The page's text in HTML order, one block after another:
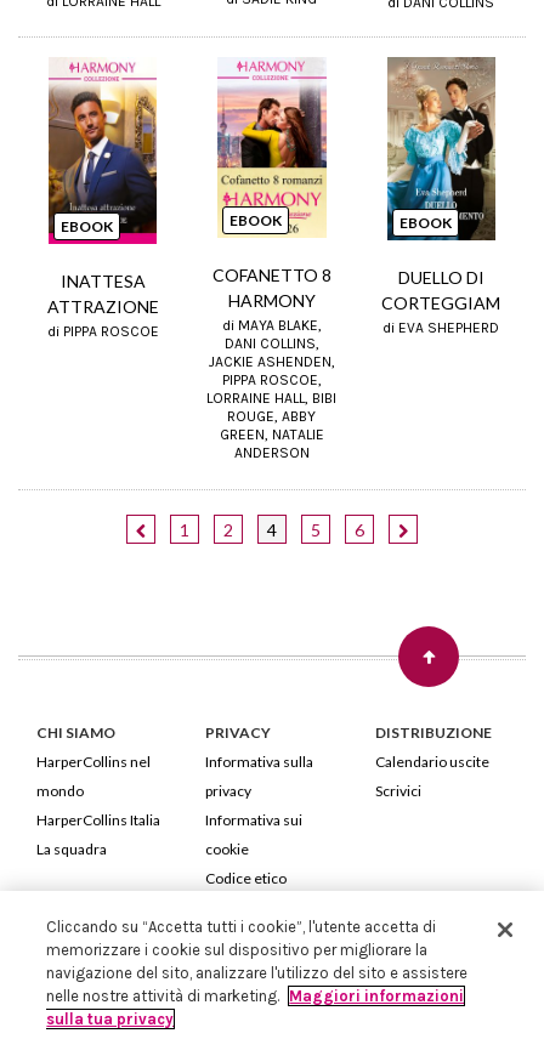
EBOOK
INATTESA
ATTRAZIONE
di PIPPA ROSCOE
EBOOK
COFANETTO 8
HARMONY
di MAYA BLAKE,
DANI COLLINS,
JACKIE ASHENDEN,
PIPPA ROSCOE,
LORRAINE HALL, BIBI
ROUGE, ABBY
GREEN, NATALIE
ANDERSON
EBOOK
DUELLO DI
CORTEGGIAM
di EVA SHEPHERD
1 2 4 5 6
CHI SIAMO
HarperCollins nel
mondo
HarperCollins Italia
La squadra
PRIVACY
Informativa sulla
privacy
Informativa sui
cookie
Codice etico
DISTRIBUZIONE
Calendario uscite
Scrivici
HarperCollins Italia S.p.A. Viale Monte Nero, 84 - 20135 Milano
Cod. Fiscale e P.IVA 05946780151 - Capitale Sociale 258.250 €
Iscritta in Milano al Registro delle imprese nr.198004 e REA nr.1051898
Cliccando su “Accetta tutti i cookie”, l'utente accetta di
memorizzare i cookie sul dispositivo per migliorare la
navigazione del sito, analizzare l'utilizzo del sito e assistere
nelle nostre attività di marketing. Maggiori informazioni
sulla tua privacy